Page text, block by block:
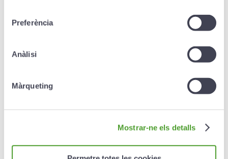
Preferència
Anàlisi
Màrqueting
Mostrar-ne els detalls
El primer rescat es pot realitzar
un cop hagin passat
A partir del segon any, i fins a 2 anys abans del
, es pot realitzar un rescat parcial (mínim de
300 €) o total amb una penalització de l’1% sobre el
capital rescatat. En aquest cas, però, el capital no
estarà garantit.